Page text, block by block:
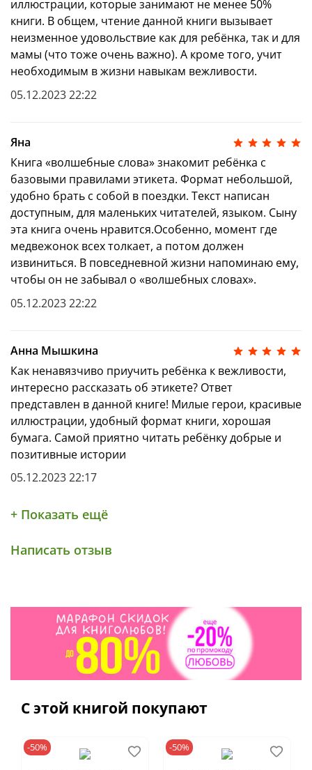
самых издаваемых детских авторов России по
мнению Книжной палаты. Мастер сказок, педагог с
20-летним опытом работы с детьми.
Специально для вас мы подготовили полную
подборку всех книг Елены Ульевой.
Не пропустите новинки!
иллюстрации, которые занимают не менее 50%
книги. В общем, чтение данной книги вызывает
неизменное удовольствие как для ребёнка, так и для
мамы (что тоже очень важно). А кроме того, учит
необходимым в жизни навыкам вежливости.
05.12.2023 22:22
Яна
Книга «волшебные слова» знакомит ребёнка с
базовыми правилами этикета. Формат небольшой,
удобно брать с собой в поездки. Текст написан
доступным, для маленьких читателей, языком. Сыну
эта книга очень нравится.Особенно, момент где
медвежонок всех толкает, а потом должен
извиниться. В повседневной жизни напоминаю ему,
чтобы он не забывал о «волшебных словах».
05.12.2023 22:22
Анна Мышкина
Как ненавязчиво приучить ребёнка к вежливости,
интересно рассказать об этикете? Ответ
представлен в данной книге! Милые герои, красивые
иллюстрации, удобный формат книги, хорошая
бумага. Самой приятно читать ребёнку добрые и
позитивные истории
05.12.2023 22:17
+ Показать ещё
Написать отзыв
С этой книгой покупают
-50% -50%